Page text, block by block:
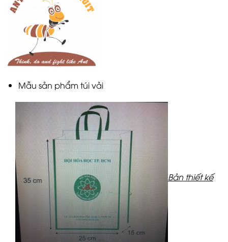
Mẫu sản phẩm túi vải
Bản thiết kế